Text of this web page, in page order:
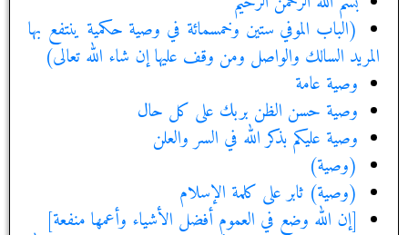
(الباب الموفي ستين وخمسمائة في وصية حكمية ينتفع بها
المريد السالك والواصل ومن وقف عليها إن شاء الله تعالى)
وصية عامة
وصية حسن الظن بربك على كل حال‏
وصية عليكم بذكر الله في السر والعلن‏
(وصية)
(وصية) ثابر على كلمة الإسلام‏
[إن الله وضع في العموم أفضل الأشياء وأعمها منفعة]